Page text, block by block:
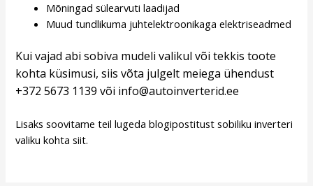
Mõningad sülearvuti laadijad
Muud tundlikuma juhtelektroonikaga elektriseadmed
Kui vajad abi sobiva mudeli valikul või tekkis toote
kohta küsimusi, siis võta julgelt meiega ühendust
+372 5673 1139 või info@autoinverterid.ee
Lisaks soovitame teil lugeda blogipostitust sobiliku inverteri
valiku kohtasiit.